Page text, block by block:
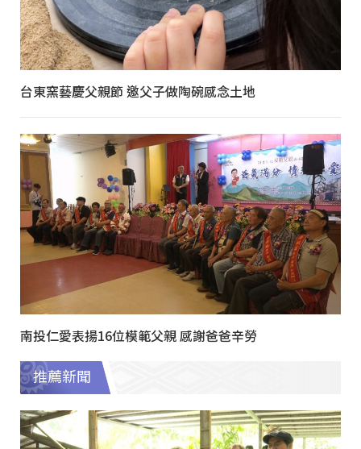
台東窯藝慶父親節 邀父子做陶碗感念土地
南投仁愛表揚16位模範父親 感謝爸爸辛勞
推薦新聞